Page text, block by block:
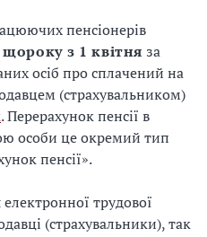
пенсіонерів
з 1 квітня за
осіб про сплачений на
(страхувальником)
. Перерахунок пенсії в
особи це окремий тип
пенсії».
трудової
(страхувальники), так